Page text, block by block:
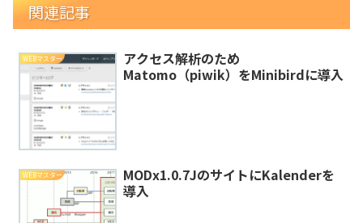
関連記事
WEBマスター
アクセス解析のため
Matomo（piwik）をMinibirdに導入
WEBマスター
MODx1.0.7JのサイトにKalenderを
導入